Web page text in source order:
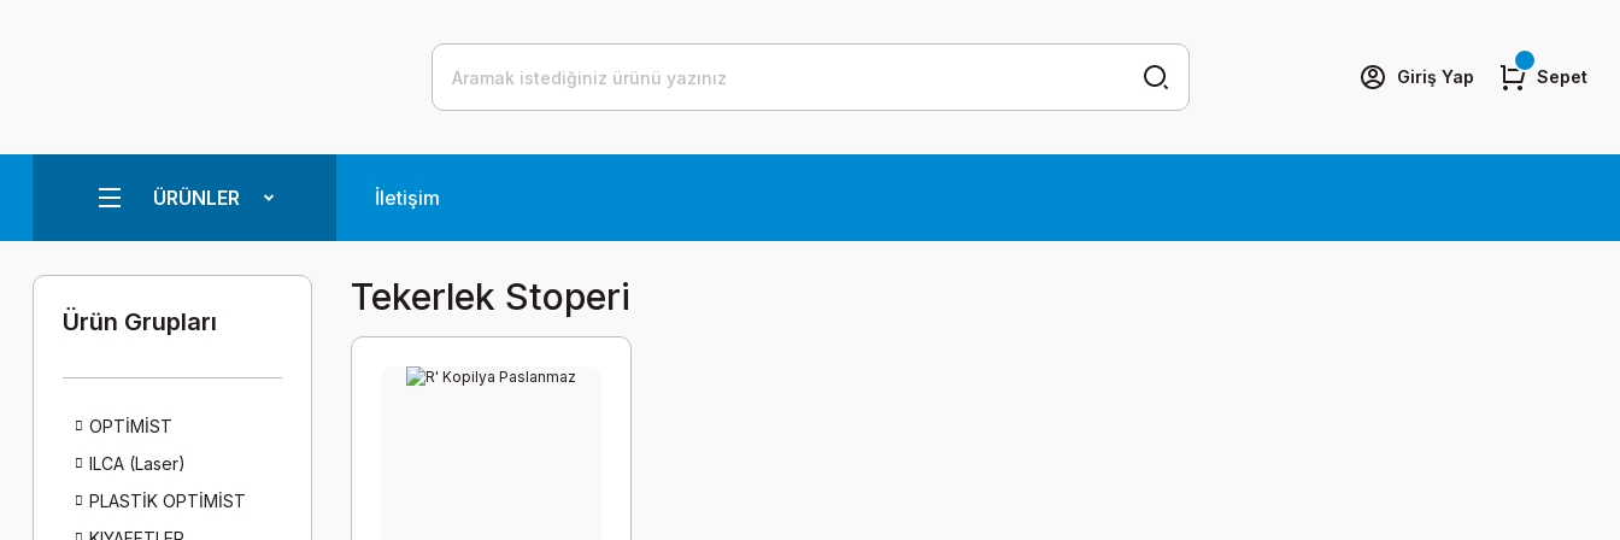
Giriş Yap Sepet
ÜRÜNLER İletişim
Ürün Grupları
OPTİMİST
ILCA (Laser)
PLASTİK OPTİMİST
Tekerlek Stoperi